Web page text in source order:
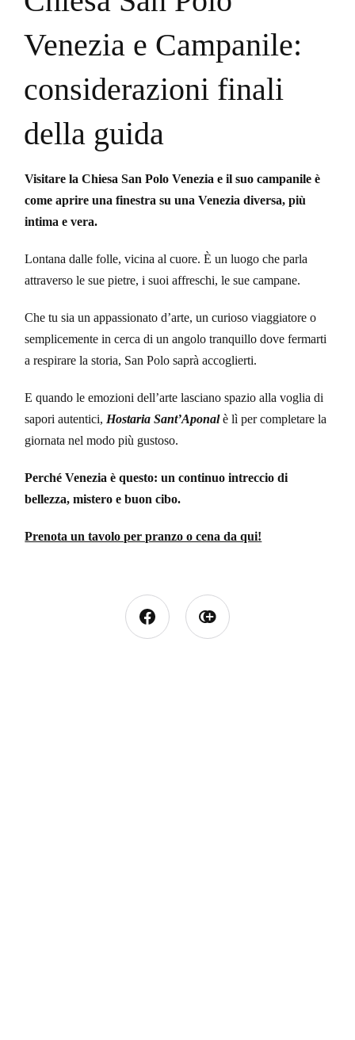
Venezia e Campanile:
considerazioni finali
della guida
Visitare la Chiesa San Polo Venezia e il suo campanile è
come aprire una finestra su una Venezia diversa, più
intima e vera.
Lontana dalle folle, vicina al cuore. È un luogo che parla
attraverso le sue pietre, i suoi affreschi, le sue campane.
Che tu sia un appassionato d’arte, un curioso viaggiatore o
semplicemente in cerca di un angolo tranquillo dove fermarti
a respirare la storia, San Polo saprà accoglierti.
E quando le emozioni dell’arte lasciano spazio alla voglia di
sapori autentici, Hostaria Sant’Aponalè lì per completare la
giornata nel modo più gustoso.
Perché Venezia è questo: un continuo intreccio di
bellezza, mistero e buon cibo.
Prenota un tavolo per pranzo o cena da qui!